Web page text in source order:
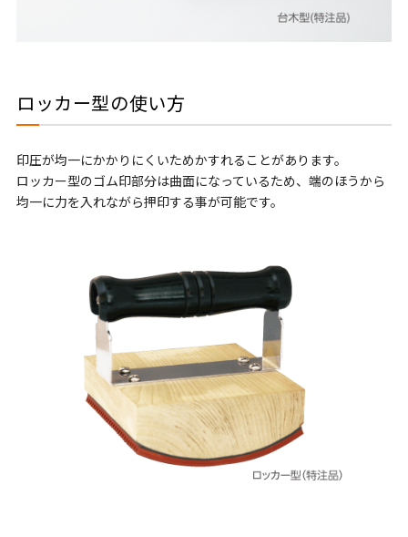
ロッカー型の使い方
印圧が均一にかかりにくいためかすれることがあります。
ロッカー型のゴム印部分は曲面になっているため、端のほうから
均一に力を入れながら押印する事が可能です。